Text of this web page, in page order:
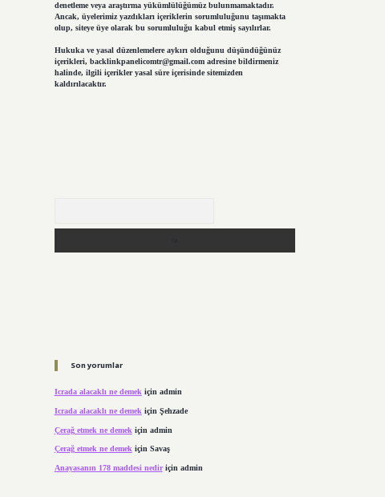
denetleme veya araştırma yükümlülüğümüz bulunmamaktadır.
Ancak, üyelerimiz yazdıkları içeriklerin sorumluluğunu taşımakta
olup, siteye üye olarak bu sorumluluğu kabul etmiş sayılırlar.
Hukuka ve yasal düzenlemelere aykırı olduğunu düşündüğünüz
içerikleri, backlinkpanelicomtr@gmail.comadresine bildirmeniz
halinde, ilgili içerikler yasal süre içerisinde sitemizden
kaldırılacaktır.
Son yorumlar
Icrada alacaklı ne demekiçin admin
Icrada alacaklı ne demek için Şehzade
Çerağ etmek ne demek için admin
Çerağ etmek ne demekiçin Savaş
Anayasanın 178 maddesi nediriçin admin